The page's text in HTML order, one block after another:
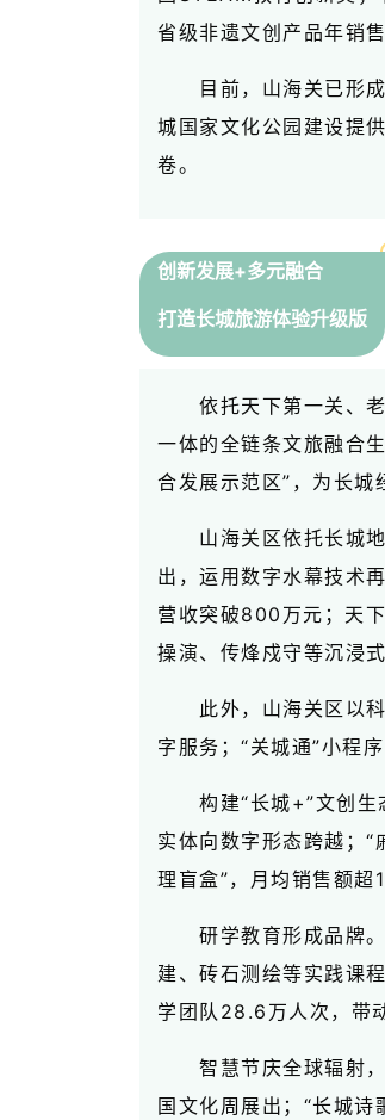
省级非遗文创产品年销
目前，山海关已形
城国家文化公园建设提
卷。
创新发展+多元融合
打造长城旅游体验升级版
依托天下第一关、
一体的全链条文旅融合
合发展示范区”，为长城
山海关区依托长城
出，运用数字水幕技术
营收突破800万元；天
操演、传烽戍守等沉浸
此外，山海关区以
字服务；“关城通”小程
构建“长城+”文创
实体向数字形态跨越；“
理盲盒”，月均销售额超
研学教育形成品牌
建、砖石测绘等实践课
学团队28.6万人次，带
智慧节庆全球辐射
国文化周展出；“长城